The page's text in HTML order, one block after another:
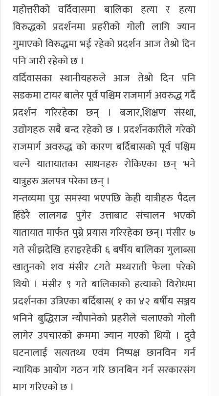
महोत्तरीको वर्दिवासमा बालिका हत्या र हत्या
विरुद्धको प्रदर्शनमा प्रहरीको गोली लागि ज्यान
गुमाएको विरुद्धमा भई रहेको प्रदर्शन आज तेश्रो दिन
पनि जारी रहेको छ ।
वर्दिवासका स्थानीयहरुले आज तेश्रो दिन पनि
सडकमा टायर बालेर पूर्व पश्चिम राजमार्ग अवरुद्ध गर्दै
प्रदर्शन गरिरहेका छन् । बजार,शिक्षण संस्था,
उद्योगहरु सबै बन्द रहेको छ । प्रदर्शनकारीले गरेको
राजमार्ग अवरुद्ध को कारण बर्दिबासको पूर्व पश्चिम
चल्ने यातायातका साधनहरु रोकिएका छन् भने
यात्रुहरु अलपत्र परेका छन् ।
गन्तव्यमा पुग्न समस्या भएपछि केही यात्रीहरु पैदल
हिँडेरै लालगढ पुगेर उत्ताबाट संचालन भएको
यातायात मार्फत पुग्ने प्रयास गरिरहेका छन्। मंसीर ७
गते साँझदेखि हराइरहेकी ६ बर्षीय बालिका गुलाब्सा
खातुनको शव मंसीर ८गते मध्यराती फेला परेको
थियो । मंसीर ९ गते बालिकाको हत्याको विरोधमा
प्रदर्शनका उत्रिएका बर्दिबास( १ का ४२ बर्षीय सञ्जय
भनिने बुद्धिराज न्यौपानेको प्रहरीले चलाएको गोली
लागेर उपचारको क्रममा ज्यान गएको थियो । दुवै
घटनालाई सत्यतथ्य एवंम निष्पक्ष छानविन गर्न
न्यायिक आयोग गठन गरि छानबिन गर्न सरकारसंग
माग गरिएको छ ।